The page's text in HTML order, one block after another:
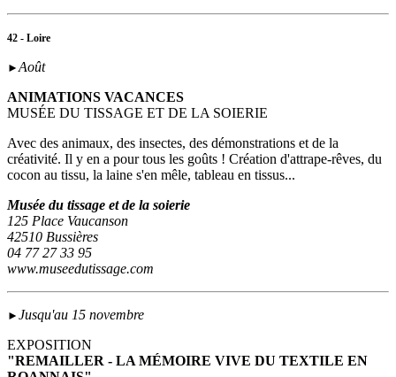
42 - Loire
►Août
ANIMATIONS VACANCES
MUSÉE DU TISSAGE ET DE LA SOIERIE
Avec des animaux, des insectes, des démonstrations et de la
créativité. Il y en a pour tous les goûts ! Création d'attrape-rêves, du
cocon au tissu, la laine s'en mêle, tableau en tissus...
Musée du tissage et de la soierie
125 Place Vaucanson
42510 Bussières
04 77 27 33 95
www.museedutissage.com
► Jusqu'au 15 novembre
EXPOSITION
"REMAILLER - LA MÉMOIRE VIVE DU TEXTILE EN